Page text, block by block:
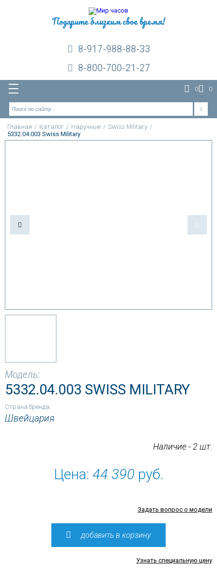
Подарите близким свое время!
8-917-988-88-33
8-800-700-21-27
0 0
Главная / Каталог / Наручные / Swiss Military /
5332.04.003 Swiss Military
Модель:
5332.04.003 SWISS MILITARY
Страна бренда:
Швейцария
Наличие - 2 шт.
Цена: 44 390 руб.
Задать вопрос о модели
добавить в корзину
Узнать специальную цену